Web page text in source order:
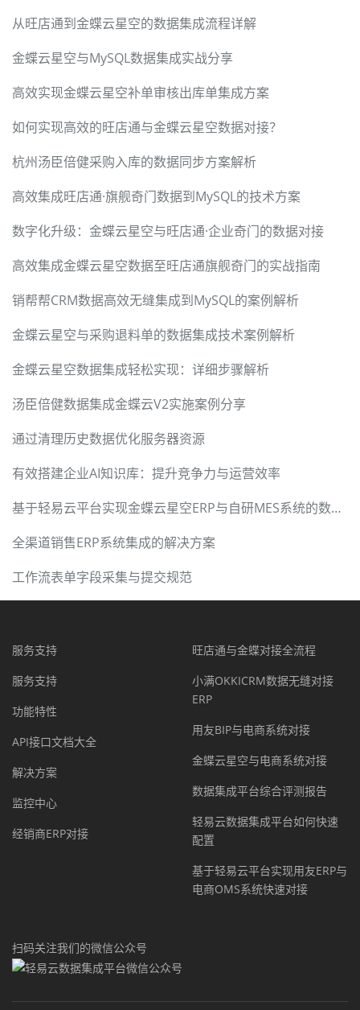
从旺店通到金蝶云星空的数据集成流程详解
金蝶云星空与MySQL数据集成实战分享
高效实现金蝶云星空补单审核出库单集成方案
如何实现高效的旺店通与金蝶云星空数据对接？
杭州汤臣倍健采购入库的数据同步方案解析
高效集成旺店通·旗舰奇门数据到MySQL的技术方案
数字化升级：金蝶云星空与旺店通·企业奇门的数据对接
高效集成金蝶云星空数据至旺店通旗舰奇门的实战指南
销帮帮CRM数据高效无缝集成到MySQL的案例解析
金蝶云星空与采购退料单的数据集成技术案例解析
金蝶云星空数据集成轻松实现：详细步骤解析
汤臣倍健数据集成金蝶云V2实施案例分享
通过清理历史数据优化服务器资源
有效搭建企业AI知识库：提升竞争力与运营效率
基于轻易云平台实现金蝶云星空ERP与自研MES系统的数据集成
全渠道销售ERP系统集成的解决方案
工作流表单字段采集与提交规范
服务支持
服务支持
功能特性
API接口文档大全
解决方案
监控中心
经销商ERP对接
旺店通与金蝶对接全流程
小满OKKICRM数据无缝对接
ERP
用友BIP与电商系统对接
金蝶云星空与电商系统对接
数据集成平台综合评测报告
轻易云数据集成平台如何快速
配置
基于轻易云平台实现用友ERP与
电商OMS系统快速对接
扫码关注我们的微信公众号